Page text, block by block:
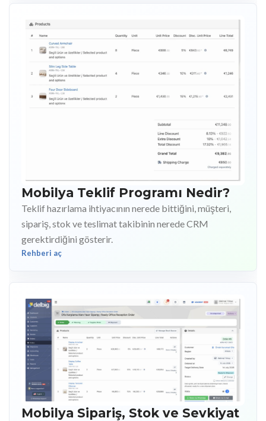
Mobilya Teklif Programı Nedir?
Teklif hazırlama ihtiyacının nerede bittiğini, müşteri,
sipariş, stok ve teslimat takibinin nerede CRM
gerektirdiğini gösterir.
Rehberi aç
Mobilya Sipariş, Stok ve Sevkiyat